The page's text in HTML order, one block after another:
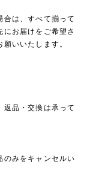
合は、すべて揃って
お届けをご希望さ
いいたします。
返品・交換は承って
のみをキャンセルい